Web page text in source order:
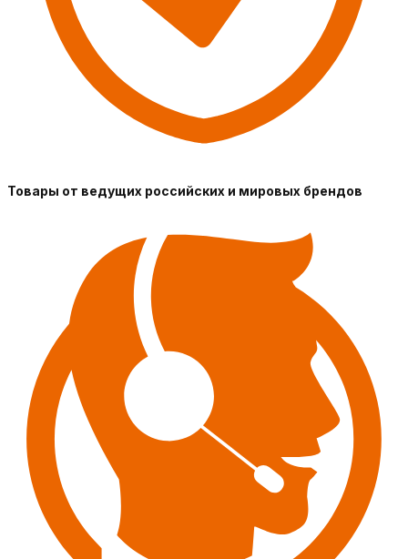
Товары от ведущих российских и мировых брендов